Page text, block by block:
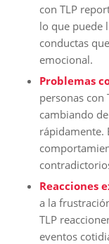
con TLP
lo que puede
conductas
emocional.
Problemas
personas con
cambiando
rápidamente.
Reacciones
a la
TLP
eventos